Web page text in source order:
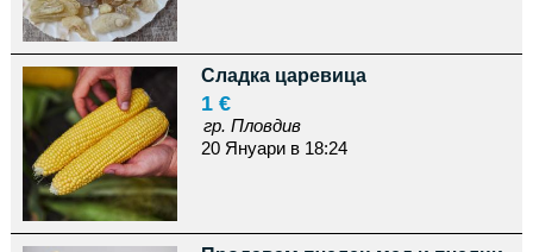
Сладка царевица
1 €
гр. Пловдив
20 Януари в 18:24